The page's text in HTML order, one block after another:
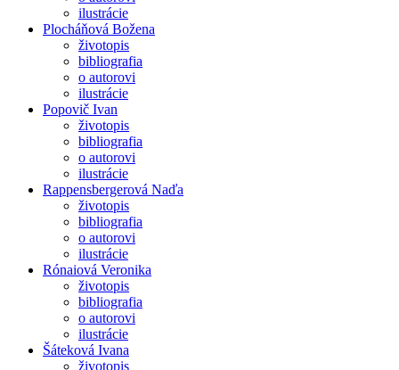
ilustrácie
Plocháňová Božena
životopis
bibliografia
o autorovi
ilustrácie
Popovič Ivan
životopis
bibliografia
o autorovi
ilustrácie
Rappensbergerová Naďa
životopis
bibliografia
o autorovi
ilustrácie
Rónaiová Veronika
životopis
bibliografia
o autorovi
ilustrácie
Šáteková Ivana
životopis